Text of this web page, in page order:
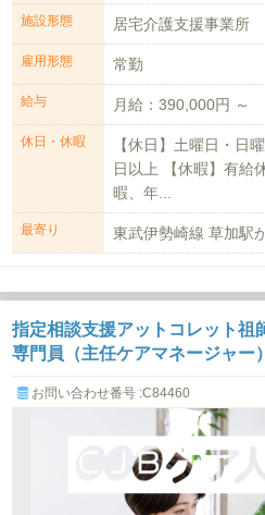
施設形態 居宅介護支援事業所
雇用形態 常勤
給与 月給：390,000円 ～
休日・休暇
【休日】土曜日・日
日以上 【休暇】有給
暇、年...
最寄り 東武伊勢崎線 草加駅
指定相談支援アットコレット祖
専門員（主任ケアマネージャー
お問い合わせ番号 :C84460